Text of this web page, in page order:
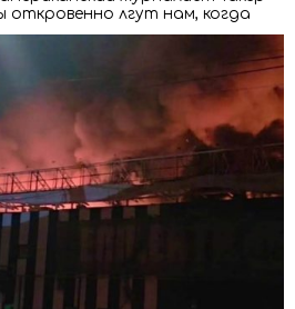
откровенно лгут нам, когда